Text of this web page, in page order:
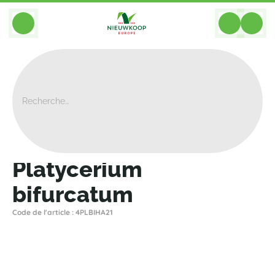
BACK
Platycerium
bifurcatum
Code de l'article : 4PLBIHA21